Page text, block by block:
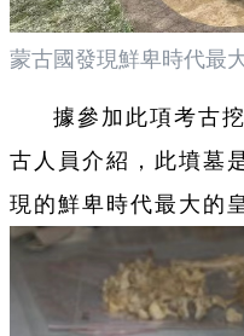
蒙古國發現鮮卑時代最
據參加此項考古
古人員介紹，此墳墓
現的鮮卑時代最大的